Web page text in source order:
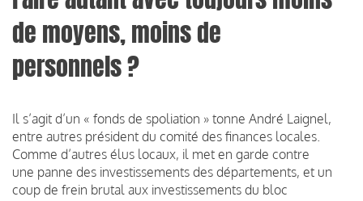
de moyens, moins de
personnels ?
Il s’agit d’un « fonds de spoliation » tonne André Laignel,
entre autres président du comité des finances locales.
Comme d’autres élus locaux, il met en garde contre
une panne des investissements des départements, et un
coup de frein brutal aux investissements du bloc